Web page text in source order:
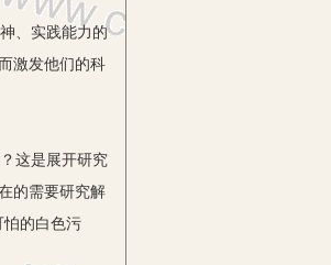
、实践能力的
激发他们的科
这是展开研究
的需要研究解
怕的白色污
论制定研究